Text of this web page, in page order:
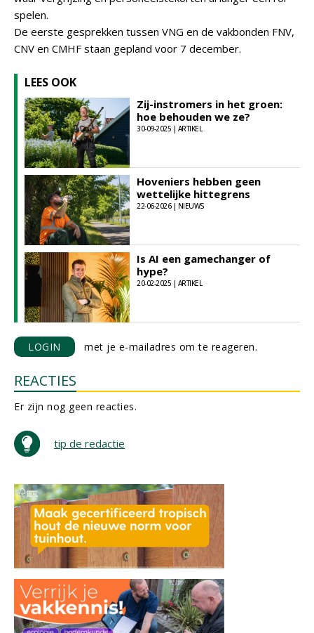
spelen.
De eerste gesprekken tussen VNG en de vakbonden FNV,
CNV en CMHF staan gepland voor 7 december.
LEES OOK
Zij-instromers in het groen:
hoe behouden we ze?
30-09-2025 | ARTIKEL
Hoveniers hebben geen
wettelijke hittegrens
22-06-2026 | NIEUWS
Is AI een gamechanger of
hype?
20-02-2025 | ARTIKEL
LOGIN met je e-mailadres om te reageren.
REACTIES
Er zijn nog geen reacties.
tip de redactie